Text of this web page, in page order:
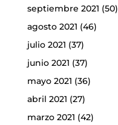
septiembre 2021 (50)
agosto 2021 (46)
julio 2021 (37)
junio 2021 (37)
mayo 2021 (36)
abril 2021 (27)
marzo 2021 (42)